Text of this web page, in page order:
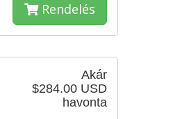
Rendelés
Akár
$284.00 USD
havonta